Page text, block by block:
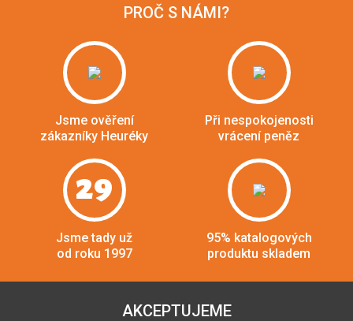
PROČ S NÁMI?
Jsme ověření
zákazníky Heuréky
Při nespokojenosti
vrácení peněz
29
Jsme tady už
od roku 1997
95% katalogových
produktu skladem
AKCEPTUJEME